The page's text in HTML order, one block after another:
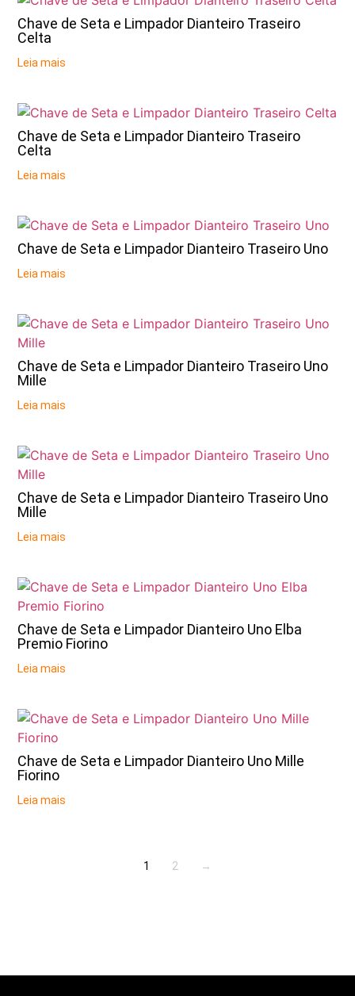
Chave de Seta e Limpador Dianteiro Traseiro
Celta
Leia mais
Chave de Seta e Limpador Dianteiro Traseiro
Celta
Leia mais
Chave de Seta e Limpador Dianteiro Traseiro Uno
Leia mais
Chave de Seta e Limpador Dianteiro Traseiro Uno
Mille
Leia mais
Chave de Seta e Limpador Dianteiro Traseiro Uno
Mille
Leia mais
Chave de Seta e Limpador Dianteiro Uno Elba
Premio Fiorino
Leia mais
Chave de Seta e Limpador Dianteiro Uno Mille
Fiorino
Leia mais
1 2 →